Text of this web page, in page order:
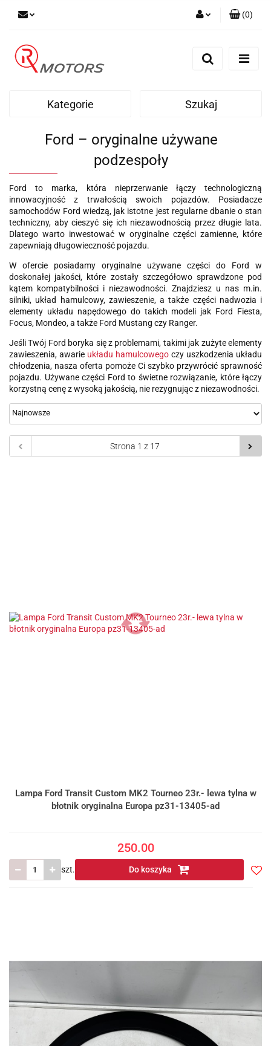
Zarejestruj się
(0)
Kategorie Szukaj
Ford – oryginalne używane
podzespoły
Ford to marka, która nieprzerwanie łączy technologiczną
innowacyjność z trwałością swoich pojazdów. Posiadacze
samochodów Ford wiedzą, jak istotne jest regularne dbanie o stan
techniczny, aby cieszyć się ich niezawodnością przez długie lata.
Dlatego warto inwestować w oryginalne części zamienne, które
zapewniają długowieczność pojazdu.
W ofercie posiadamy oryginalne używane części do Ford w
doskonałej jakości, które zostały szczegółowo sprawdzone pod
kątem kompatybilności i niezawodności. Znajdziesz u nas m.in.
silniki, układ hamulcowy, zawieszenie, a także części nadwozia i
elementy układu napędowego do takich modeli jak Ford Fiesta,
Focus, Mondeo, a także Ford Mustang czy Ranger.
Jeśli Twój Ford boryka się z problemami, takimi jak zużyte elementy
zawieszenia, awarie układu hamulcowego czy uszkodzenia układu
chłodzenia, nasza oferta pomoże Ci szybko przywrócić sprawność
pojazdu. Używane części Ford to świetne rozwiązanie, które łączy
korzystną cenę z wysoką jakością, nie rezygnując z niezawodności.
Lampa Ford Transit Custom MK2 Tourneo 23r.- lewa tylna w
błotnik oryginalna Europa pz31-13405-ad
250.00
szt. Do koszyka